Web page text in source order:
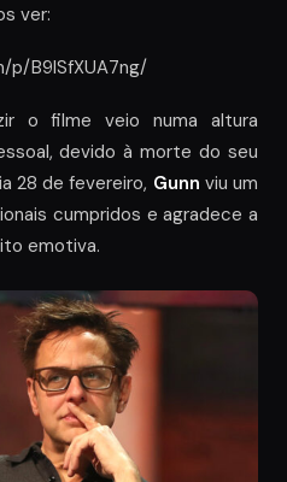
ver:
p/B9ISfXUA7ng/
o filme veio numa altura
devido à morte do seu
28 de fevereiro, Gunn viu um
cumpridos e agradece a
emotiva.